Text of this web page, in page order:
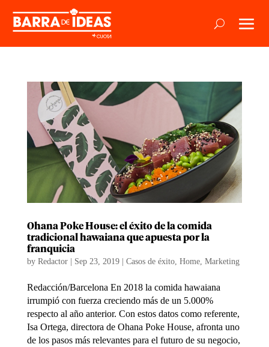
Ohana Poke House: el éxito de la comida
tradicional hawaiana que apuesta por la
franquicia
by Redactor| Sep 23, 2019| Casos de éxito, Home, Marketing
Redacción/Barcelona En 2018 la comida hawaiana
irrumpió con fuerza creciendo más de un 5.000%
respecto al año anterior. Con estos datos como referente,
Isa Ortega, directora de Ohana Poke House, afronta uno
de los pasos más relevantes para el futuro de su negocio,